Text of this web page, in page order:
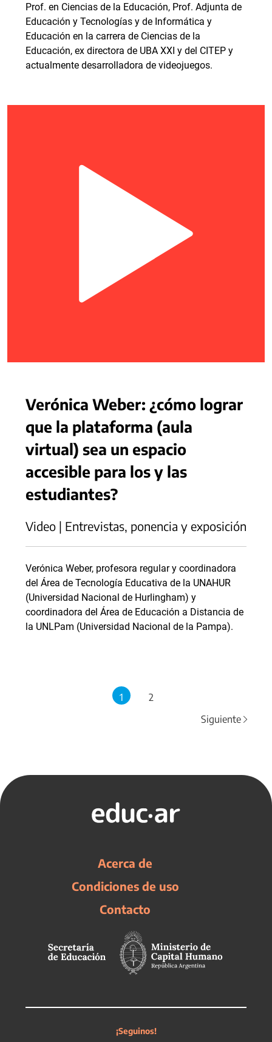
Prof. en Ciencias de la Educación, Prof. Adjunta de
Educación y Tecnologías y de Informática y
Educación en la carrera de Ciencias de la
Educación, ex directora de UBA XXI y del CITEP y
actualmente desarrolladora de videojuegos.
Verónica Weber: ¿cómo lograr
que la plataforma (aula
virtual) sea un espacio
accesible para los y las
estudiantes?
Video | Entrevistas, ponencia y exposición
Verónica Weber, profesora regular y coordinadora
del Área de Tecnología Educativa de la UNAHUR
(Universidad Nacional de Hurlingham) y
coordinadora del Área de Educación a Distancia de
la UNLPam (Universidad Nacional de la Pampa).
1
2
Siguiente
Acerca de
Condiciones de uso
Contacto
¡Seguinos!